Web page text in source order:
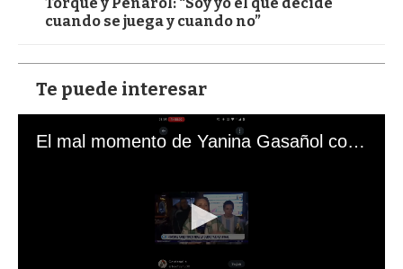
Torque y Peñarol: “Soy yo el que decide
cuando se juega y cuando no”
Te puede interesar
El mal momento de Yanina Gasañol con un hincha argentino en "Subrayado"